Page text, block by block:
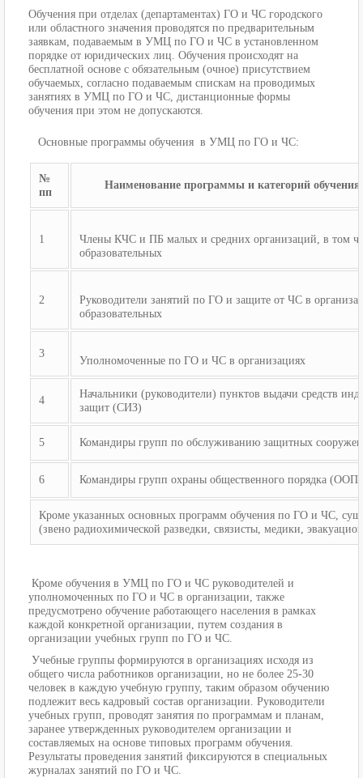
Обучения при отделах (департаментах) ГО и ЧС городского
или областного значения проводятся по предварительным
заявкам, подаваемым в УМЦ по ГО и ЧС в установленном
порядке от юридических лиц. Обучения происходят на
бесплатной основе с обязательным (очное) присутствием
обучаемых, согласно подаваемым спискам на проводимых
занятиях в УМЦ по ГО и ЧС, дистанционные формы
обучения при этом не допускаются.
Основные программы обучения в УМЦ по ГО и ЧС:
№
пп
Наименование программы и категорий
1
Члены КЧС и ПБ малых и средних организаций, в том
образовательных
2
Руководители занятий по ГО и защите от ЧС в
образовательных
3
Уполномоченные по ГО и ЧС в организациях
4
Начальники (руководители) пунктов выдачи средств
защит (СИЗ)
5 Командиры групп по обслуживанию защитных
6 Командиры групп охраны общественного порядка (ООП)
Кроме указанных основных программ обучения по ГО и ЧС,
(звено радиохимической разведки, связисты, медики,
Кроме обучения в УМЦ по ГО и ЧС руководителей и
уполномоченных по ГО и ЧС в организации, также
предусмотрено обучение работающего населения в рамках
каждой конкретной организации, путем создания в
организации учебных групп по ГО и ЧС.
Учебные группы формируются в организациях исходя из
общего числа работников организации, но не более 25-30
человек в каждую учебную группу, таким образом обучению
подлежит весь кадровый состав организации. Руководители
учебных групп, проводят занятия по программам и планам,
заранее утвержденных руководителем организации и
составляемых на основе типовых программ обучения.
Результаты проведения занятий фиксируются в специальных
журналах занятий по ГО и ЧС.